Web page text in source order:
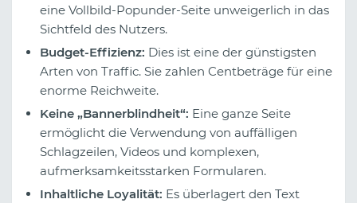
eine Vollbild-Popunder-Seite unweigerlich in das
Sichtfeld des Nutzers.
Budget-Effizienz: Dies ist eine der günstigsten
Arten von Traffic. Sie zahlen Centbeträge für eine
enorme Reichweite.
Keine „Bannerblindheit“: Eine ganze Seite
ermöglicht die Verwendung von auffälligen
Schlagzeilen, Videos und komplexen,
aufmerksamkeitsstarken Formularen.
Inhaltliche Loyalität: Es überlagert den Text